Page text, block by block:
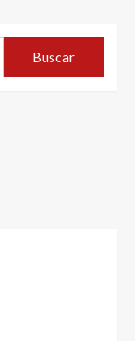
Buscar